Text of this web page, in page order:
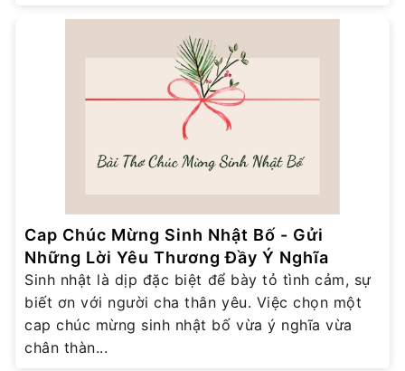
Cap Chúc Mừng Sinh Nhật Bố - Gửi
Những Lời Yêu Thương Đầy Ý Nghĩa
Sinh nhật là dịp đặc biệt để bày tỏ tình cảm, sự
biết ơn với người cha thân yêu. Việc chọn một
cap chúc mừng sinh nhật bố vừa ý nghĩa vừa
chân thàn...